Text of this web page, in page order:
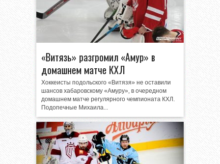
«Витязь» разгромил «Амур» в
домашнем матче КХЛ
Хоккеисты подольского «Витязя» не оставили
шансов хабаровскому «Амуру», в очередном
домашнем матче регулярного чемпионата КХЛ.
Подопечные Михаила...